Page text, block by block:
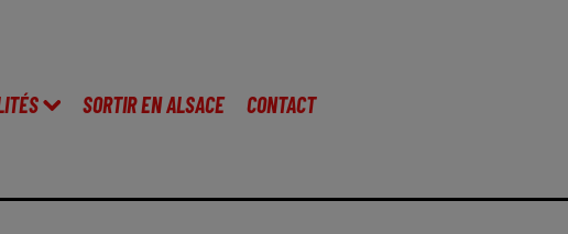
SORTIR EN ALSACE CONTACT